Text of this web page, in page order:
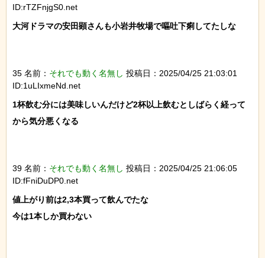
ID:rTZFnjgS0.net
大河ドラマの安田顕さんも小岩井牧場で嘔吐下痢してたしな
35 名前： それでも動く名無し 投稿日：2025/04/25 21:03:01
ID:1uLIxmeNd.net
1杯飲む分には美味しいんだけど2杯以上飲むとしばらく経って
から気分悪くなる
39 名前： それでも動く名無し 投稿日：2025/04/25 21:06:05
ID:fFniDuDP0.net
値上がり前は2,3本買って飲んでたな
今は1本しか買わない